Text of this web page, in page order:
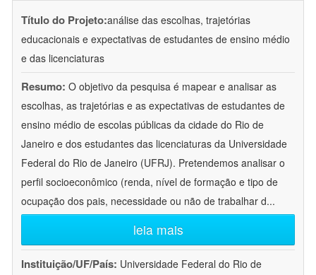
Título do Projeto:análise das escolhas, trajetórias
educacionais e expectativas de estudantes de ensino médio
e das licenciaturas
Resumo: O objetivo da pesquisa é mapear e analisar as
escolhas, as trajetórias e as expectativas de estudantes de
ensino médio de escolas públicas da cidade do Rio de
Janeiro e dos estudantes das licenciaturas da Universidade
Federal do Rio de Janeiro (UFRJ). Pretendemos analisar o
perfil socioeconômico (renda, nível de formação e tipo de
ocupação dos pais, necessidade ou não de trabalhar d...
leia mais
Instituição/UF/País: Universidade Federal do Rio de